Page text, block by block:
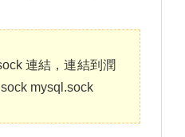
連結，連結到潤
mysql.sock